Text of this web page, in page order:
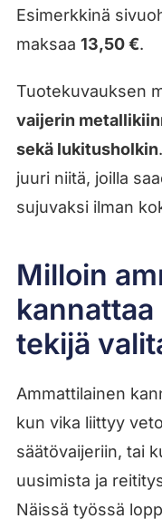
Esimerkkinä
maksaa 13,50 €.
Tuotekuvauksen
vaijerin
sekä lukitusholkin
juuri niitä, joilla
sujuvaksi ilman
Milloin
tekijä
Ammattilainen
kun vika liittyy
säätövaijeriin, tai
uusimista ja
Näissä työssä